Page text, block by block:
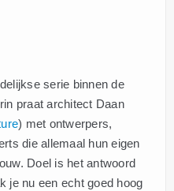
serie binnen de
praat architect Daan
) met ontwerpers,
die allemaal hun eigen
Doel is het antwoord
je nu een echt goed hoog